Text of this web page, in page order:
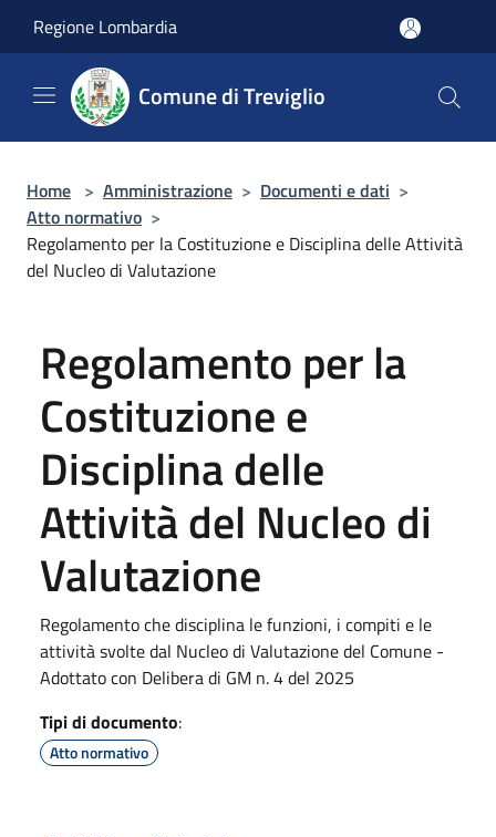
Regione Lombardia
Comune di Treviglio
Home > Amministrazione > Documenti e dati >
Atto normativo >
Regolamento per la Costituzione e Disciplina delle Attività
del Nucleo di Valutazione
Regolamento per la
Costituzione e
Disciplina delle
Attività del Nucleo di
Valutazione
Regolamento che disciplina le funzioni, i compiti e le
attività svolte dal Nucleo di Valutazione del Comune -
Adottato con Delibera di GM n. 4 del 2025
Tipi di documento:
Atto normativo